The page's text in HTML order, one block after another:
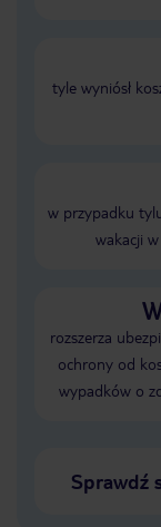
tyle wyniósł
w przypadku
wakacji
rozszerza
ochrony od
wypadków o
Sprawdź